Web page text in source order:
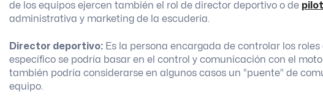
de los equipos ejercen también el rol de director deportivo o de
administrativa y marketing de la escudería.
Director deportivo: Es la persona encargada de controlar los
específico se podría basar en el control y comunicación con el
también podría considerarse en algunos casos un “puente” de
equipo.